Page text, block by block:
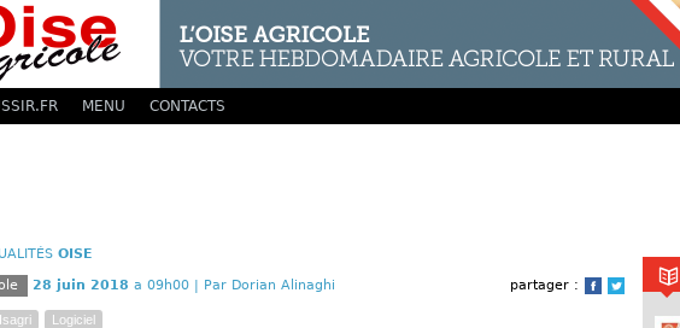
MENU CONTACTS
OISE
partager :
Facebook
Twitter
28 juin 2018 a 09h00 | Par Dorian Alinaghi
Isagri Logiciel